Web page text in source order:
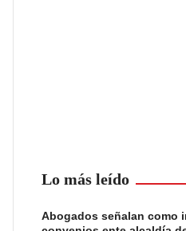
Lo más leído
Abogados señalan como